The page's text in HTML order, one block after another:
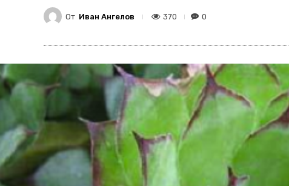
От Иван Ангелов 370 0